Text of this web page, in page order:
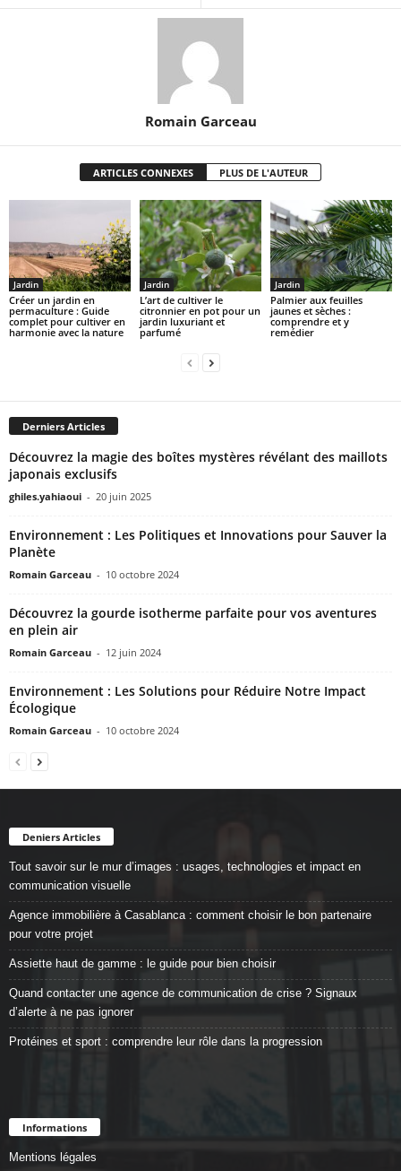
Romain Garceau
ARTICLES CONNEXES PLUS DE L'AUTEUR
Jardin
Créer un jardin en
permaculture : Guide
complet pour cultiver en
harmonie avec la nature
Jardin
L’art de cultiver le
citronnier en pot pour un
jardin luxuriant et
parfumé
Jardin
Palmier aux feuilles
jaunes et sèches :
comprendre et y
remédier
Derniers Articles
Découvrez la magie des boîtes mystères révélant des maillots
japonais exclusifs
ghiles.yahiaoui - 20 juin 2025
Environnement : Les Politiques et Innovations pour Sauver la
Planète
Romain Garceau - 10 octobre 2024
Découvrez la gourde isotherme parfaite pour vos aventures
en plein air
Romain Garceau - 12 juin 2024
Environnement : Les Solutions pour Réduire Notre Impact
Écologique
Romain Garceau - 10 octobre 2024
Deniers Articles
Tout savoir sur le mur d’images : usages, technologies et impact en
communication visuelle
Agence immobilière à Casablanca : comment choisir le bon partenaire
pour votre projet
Assiette haut de gamme : le guide pour bien choisir
Quand contacter une agence de communication de crise ? Signaux
d’alerte à ne pas ignorer
Protéines et sport : comprendre leur rôle dans la progression
Informations
Mentions légales